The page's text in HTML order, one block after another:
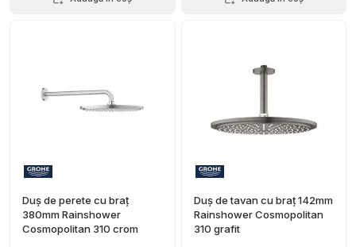
Duș de perete cu braț
380mm Rainshower
Cosmopolitan 310 crom
Duș de tavan cu braț 142mm
Rainshower Cosmopolitan
310 grafit